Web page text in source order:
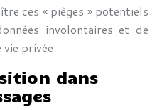
ces « pièges » potentiels
involontaires et de
privée.
dans